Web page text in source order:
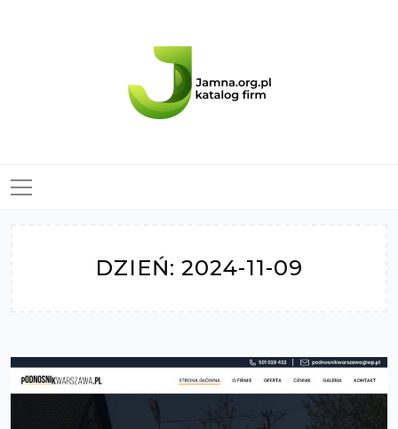
DZIEŃ: 2024-11-09